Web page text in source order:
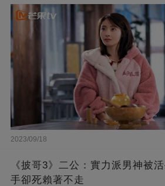
2023/09/18
《披哥3》二公：實力派男神被
手卻死賴著不走